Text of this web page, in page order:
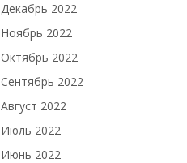
Декабрь 2022
Ноябрь 2022
Октябрь 2022
Сентябрь 2022
Август 2022
Июль 2022
Июнь 2022